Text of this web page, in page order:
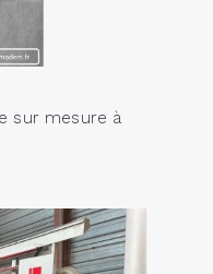
sur mesure à